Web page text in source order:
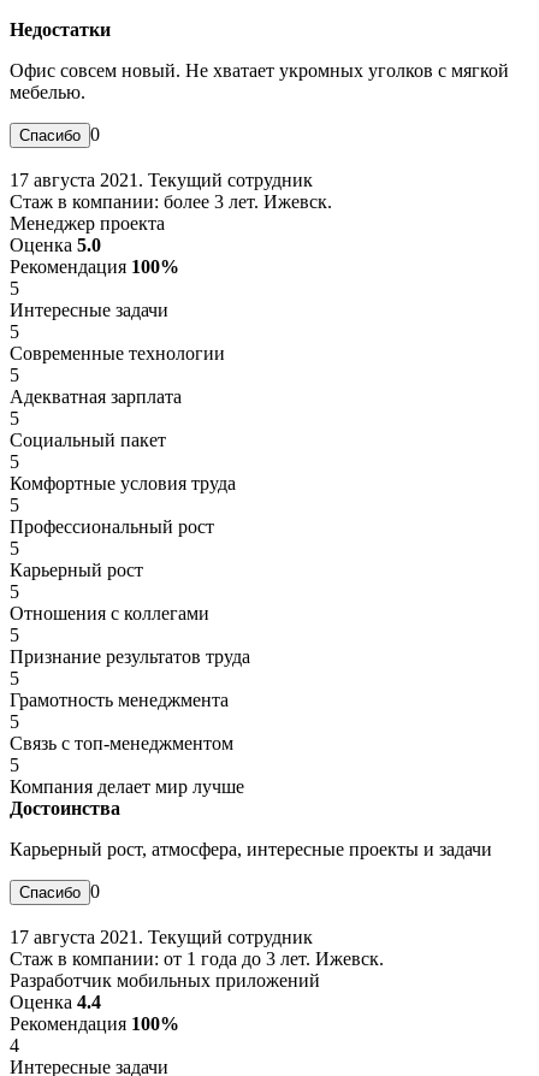
Недостатки
Офис совсем новый. Не хватает укромных уголков с мягкой
мебелью.
0
17 августа 2021. Текущий сотрудник
Стаж в компании: более 3 лет. Ижевск.
Менеджер проекта
Оценка 5.0
Рекомендация 100%
5
Интересные задачи
5
Современные технологии
5
Адекватная зарплата
5
Социальный пакет
5
Комфортные условия труда
5
Профессиональный рост
5
Карьерный рост
5
Отношения с коллегами
5
Признание результатов труда
5
Грамотность менеджмента
5
Связь с топ-менеджментом
5
Компания делает мир лучше
Достоинства
Карьерный рост, атмосфера, интересные проекты и задачи
0
17 августа 2021. Текущий сотрудник
Стаж в компании: от 1 года до 3 лет. Ижевск.
Разработчик мобильных приложений
Оценка 4.4
Рекомендация 100%
4
Интересные задачи